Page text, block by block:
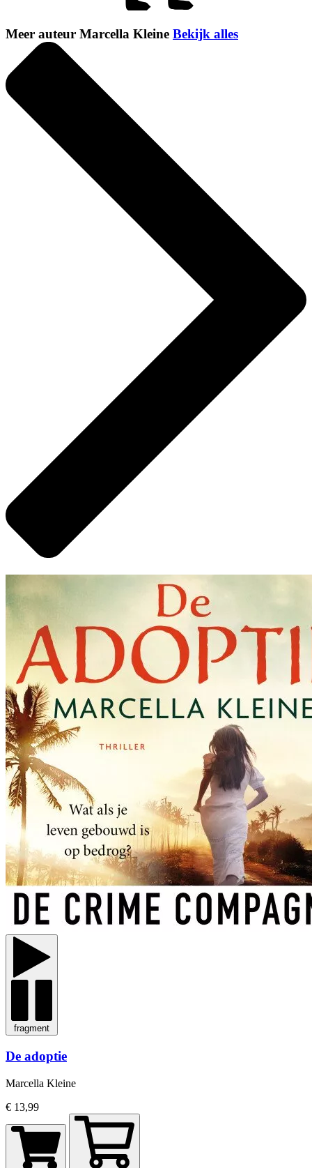
Meer auteur Marcella Kleine Bekijk alles
fragment
De adoptie
Marcella Kleine
€ 13,99